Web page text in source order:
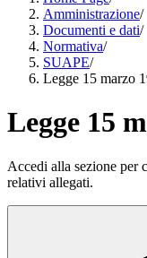
Amministrazione/
Documenti e dati/
Normativa/
SUAPE/
Legge 15 marzo
Legge 15
Accedi alla sezione per
relativi allegati.